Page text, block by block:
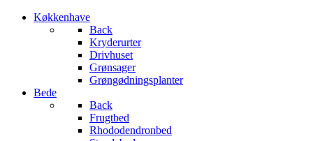
Køkkenhave
Back
Kryderurter
Drivhuset
Grønsager
Grøngødningsplanter
Bede
Back
Frugtbed
Rhododendronbed